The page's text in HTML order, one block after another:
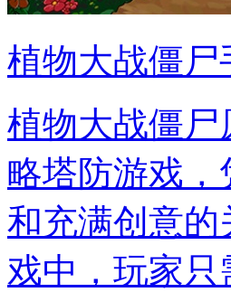
植物大战僵
植物大战僵
略塔防游戏
和充满创意
戏中，玩家